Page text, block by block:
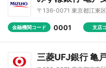
〒136-0071 東京都江東
金融機関コード 0001 支店
三菱UFJ銀行 亀